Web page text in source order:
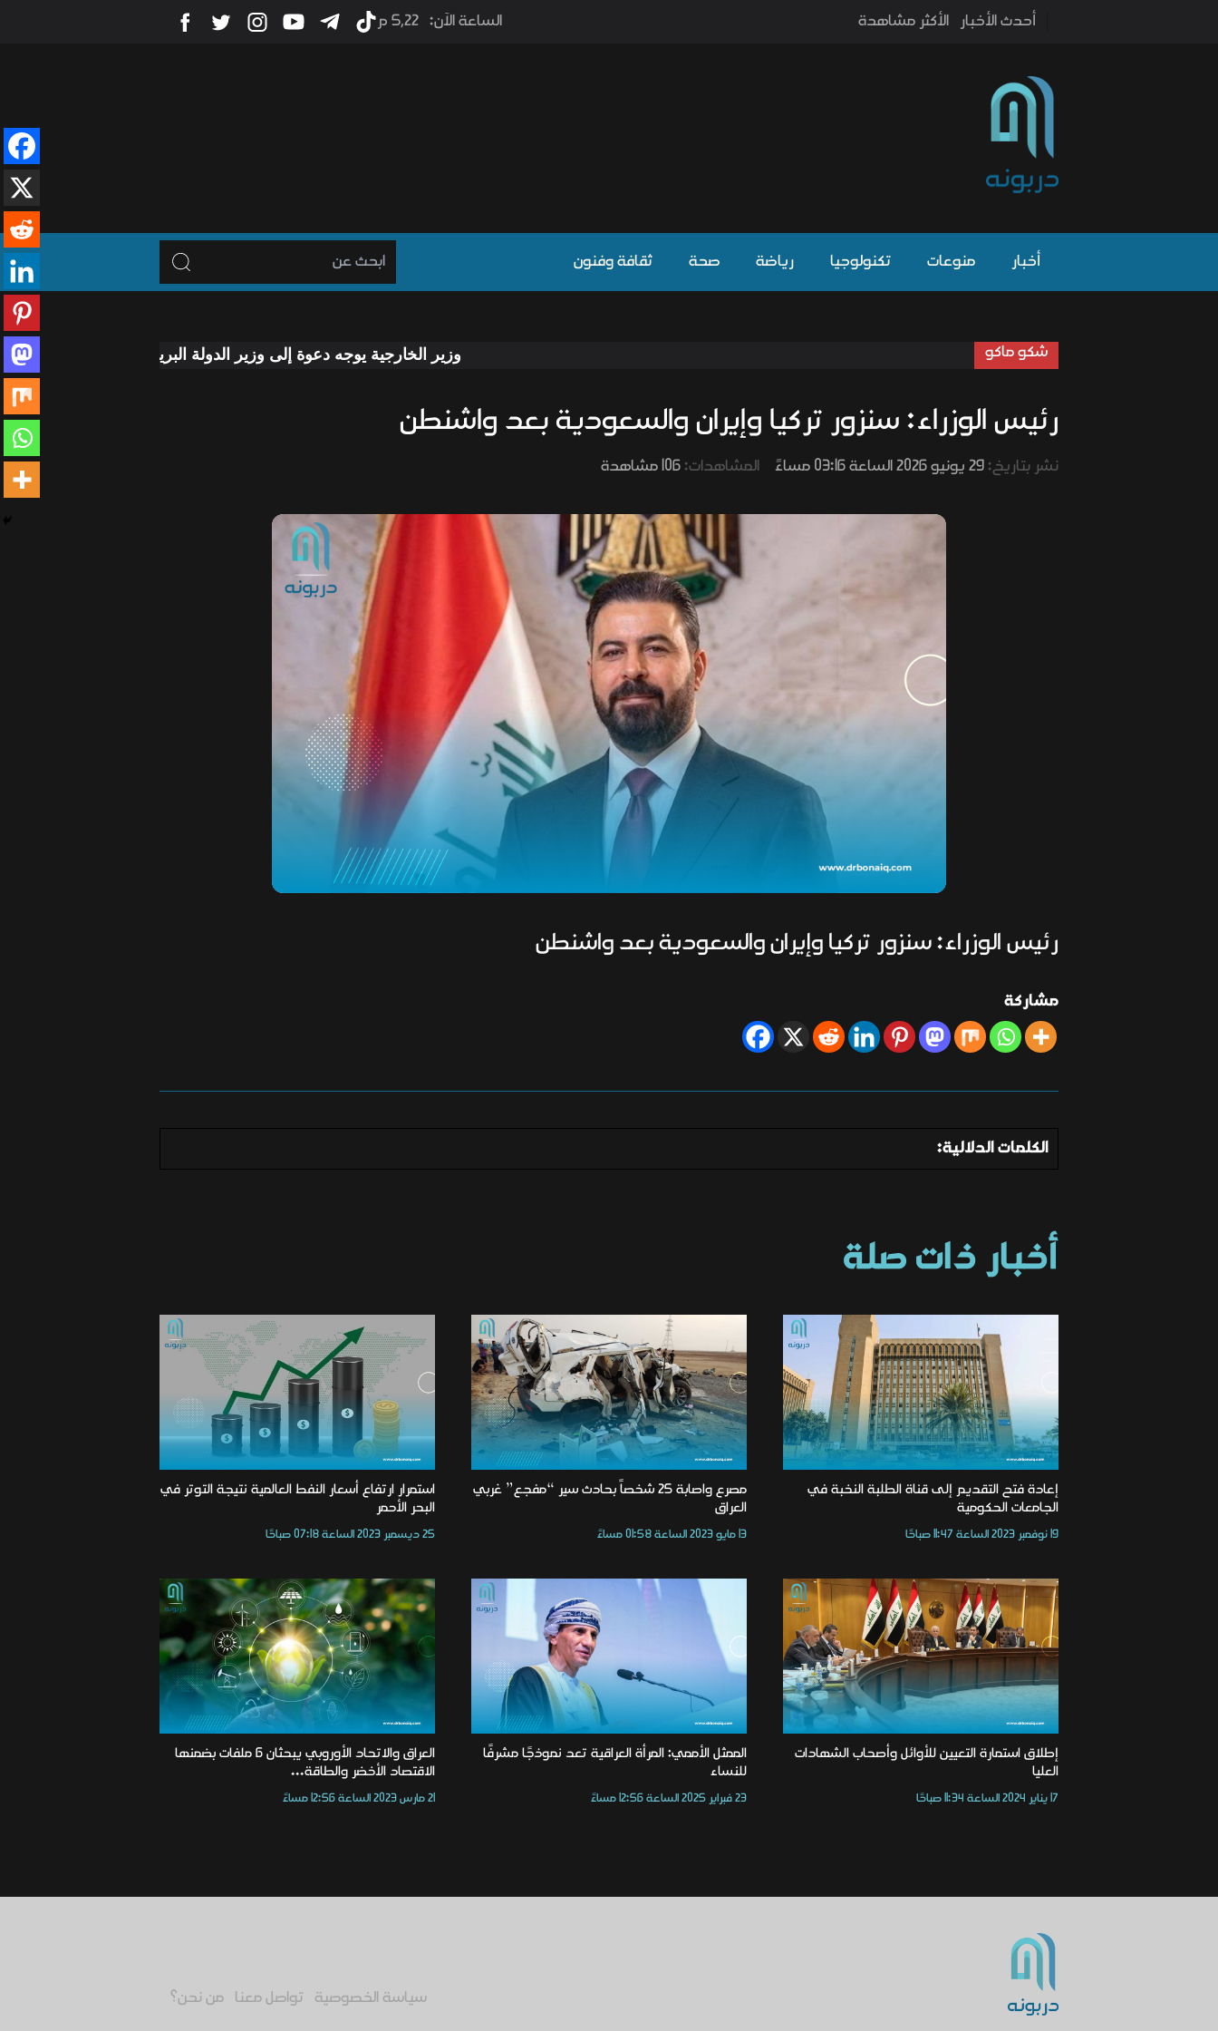
أحدث الأخبار الأكثر مشاهدة الساعة الآن: 5٫22 م
أخبار منوعات تكنولوجيا رياضة صحة ثقافة وفنون
شكو ماكو وزير الخارجية يوجه دعوة إلى وزير الدولة البريطاني لزيارة العراق رئيس
رئيس الوزراء: سنزور تركيا وإيران والسعودية بعد واشنطن
نشر بتاريخ:29 يونيو 2026 الساعة 03:16 مساءً المشاهدات:106 مشاهدة
رئيس الوزراء: سنزور تركيا وإيران والسعودية بعد واشنطن
مشاركة
الكلمات الدلالية:
أخبار ذات صلة
إعادة فتح التقديم إلى قناة الطلبة النخبة في
الجامعات الحكومية
19 نوفمبر 2023 الساعة 11:47 صباحًا
مصرع واصابة 25 شخصاً بحادث سير “مفجع” غربي
العراق
13 مايو 2023 الساعة 01:58 مساءً
استمرار ارتفاع أسعار النفط العالمية نتيجة التوتر في
البحر الأحمر
25 ديسمبر 2023 الساعة 07:18 صباحًا
إطلاق استمارة التعيين للأوائل وأصحاب الشهادات
العليا
17 يناير 2024 الساعة 11:34 صباحًا
الممثل الأممي: المرأة العراقية تعد نموذجًا مشرفًا
للنساء
23 فبراير 2025 الساعة 12:56 مساءً
العراق والاتحاد الأوروبي يبحثان 6 ملفات بضمنها
الاقتصاد الأخضر والطاقة...
21 مارس 2023 الساعة 12:56 مساءً
سياسة الخصوصية تواصل معنا من نحن؟